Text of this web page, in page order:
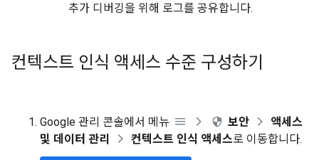
추가 디버깅을 위해 로그를 공유합니다.
컨텍스트 인식 액세스 수준 구성하기
Google 관리 콘솔에서 메뉴 보안
액세스
및 데이터 관리
컨텍스트 인식 액세스로 이동합니다.